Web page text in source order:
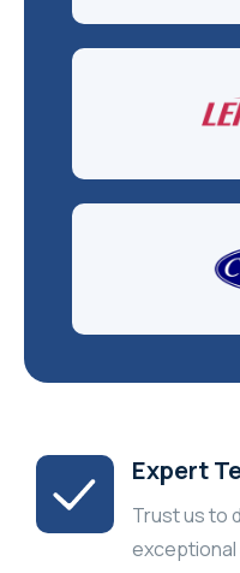
Expert
Trust us to
exceptional